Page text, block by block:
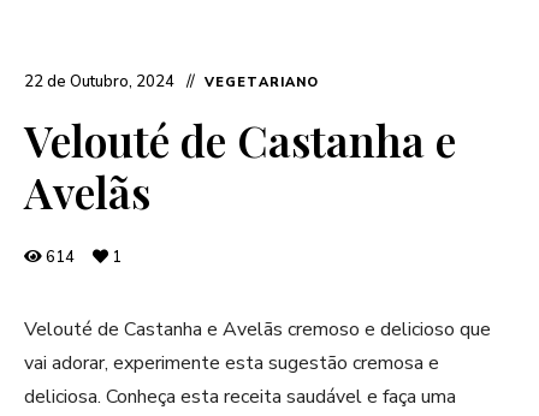
22 de Outubro, 2024 VEGETARIANO
Velouté de Castanha e
Avelãs
614 1
Velouté de Castanha e Avelãs cremoso e delicioso que
vai adorar, experimente esta sugestão cremosa e
deliciosa. Conheça esta receita saudável e faça uma